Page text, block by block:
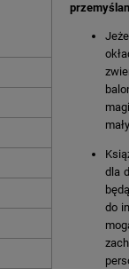
dla
do